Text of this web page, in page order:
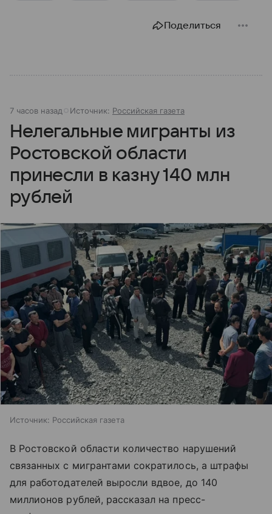
Поделиться
7 часов назад Источник: Российская газета
Нелегальные мигранты из
Ростовской области
принесли в казну 140 млн
рублей
Источник: Российская газета
В Ростовской области количество нарушений
связанных с мигрантами сократилось, а штрафы
для работодателей выросли вдвое, до 140
миллионов рублей, рассказал на пресс-